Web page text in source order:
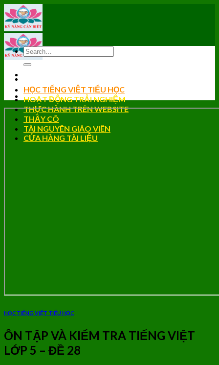
Skip
to
content
HỌC TIẾNG VIỆT TIỂU HỌC
HOẠT ĐỘNG TRẢI NGHIỆM
THỰC HÀNH TRÊN WEBSITE
THẦY CÔ
TÀI NGUYÊN GIÁO VIÊN
CỬA HÀNG TÀI LIỆU
HỌC TIẾNG VIỆT TIỂU HỌC
ÔN TẬP VÀ KIỂM TRA TIẾNG VIỆT
LỚP 5 – ĐỀ 28